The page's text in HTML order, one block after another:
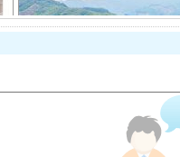
以产业富民